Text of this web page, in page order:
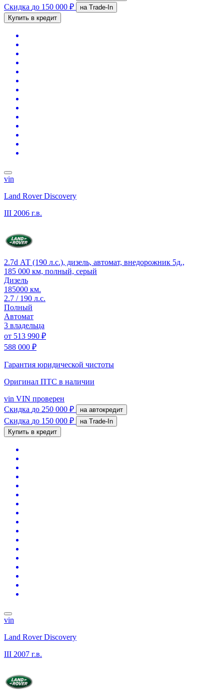
Скидка до 150 000 ₽
на Trade-In
Купить в кредит
vin
Land Rover Discovery
III 2006 г.в.
2.7d АТ (190 л.с.), дизель, автомат, внедорожник 5д.,
185 000 км, полный, серый
Дизель
185000 км.
2.7 / 190 л.с.
Полный
Автомат
3 владельца
от 513 990 ₽
588 000 ₽
Гарантия юридической чистоты
Оригинал ПТС в наличии
vin VIN проверен
Скидка до 250 000 ₽ на автокредит
Скидка до 150 000 ₽
на Trade-In
Купить в кредит
vin
Land Rover Discovery
III 2007 г.в.